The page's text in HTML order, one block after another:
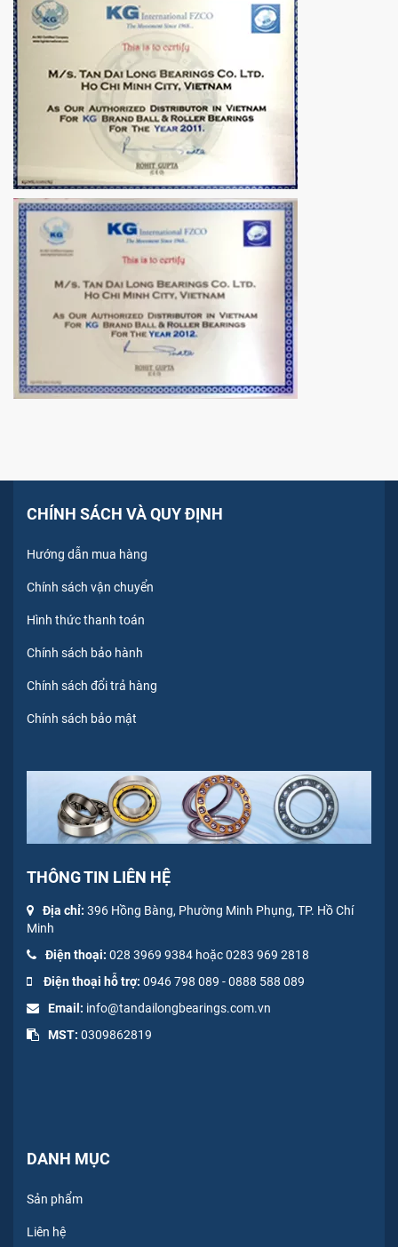
CHÍNH SÁCH VÀ QUY ĐỊNH
Hướng dẫn mua hàng
Chính sách vận chuyển
Hình thức thanh toán
Chính sách bảo hành
Chính sách đổi trả hàng
Chính sách bảo mật
THÔNG TIN LIÊN HỆ
Địa chỉ: 396 Hồng Bàng, Phường Minh Phụng, TP. Hồ Chí
Minh
Điện thoại: 028 3969 9384 hoặc 0283 969 2818
Điện thoại hỗ trợ: 0946 798 089 -0888 588 089
Email: info@tandailongbearings.com.vn
MST: 0309862819
DANH MỤC
Sản phẩm
Liên hệ